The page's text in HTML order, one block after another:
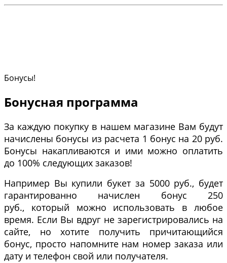
Бонусы!
Бонусная программа
За каждую покупку в нашем магазине Вам будут
начислены бонусы из расчета 1 бонус на 20 руб.
Бонусы накапливаются и ими можно оплатить
до 100% следующих заказов!
Например Вы купили букет за 5000 руб., будет
гарантированно начислен бонус 250
руб., который можно использовать в любое
время. Если Вы вдруг не зарегистрировались на
сайте, но хотите получить причитающийся
бонус, просто напомните нам номер заказа или
дату и телефон свой или получателя.